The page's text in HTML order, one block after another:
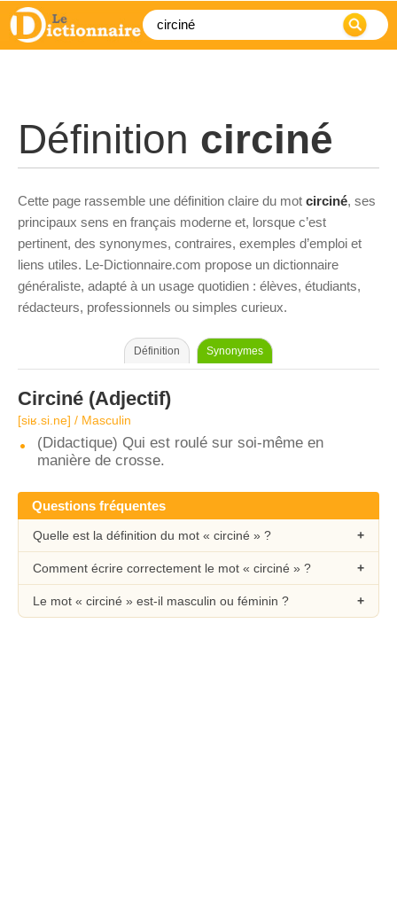
Définition circiné
Cette page rassemble une définition claire du mot circiné, ses
principaux sens en français moderne et, lorsque c’est
pertinent, des synonymes, contraires, exemples d’emploi et
liens utiles. Le-Dictionnaire.com propose un dictionnaire
généraliste, adapté à un usage quotidien : élèves, étudiants,
rédacteurs, professionnels ou simples curieux.
Définition Synonymes
Circiné (Adjectif)
[siʁ.si.ne] / Masculin
(Didactique) Qui est roulé sur soi-même en
manière de crosse.
Questions fréquentes
Quelle est la définition du mot « circiné » ?
Comment écrire correctement le mot « circiné » ?
Le mot « circiné » est-il masculin ou féminin ?